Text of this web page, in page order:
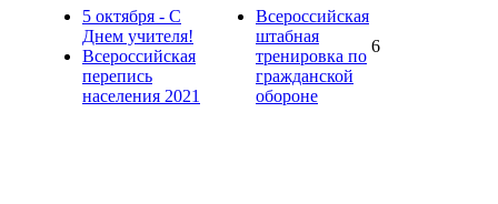
5 октября - С
Днем учителя!
Всероссийская
перепись
населения 2021
Всероссийская
штабная
тренировка по
гражданской
обороне
6